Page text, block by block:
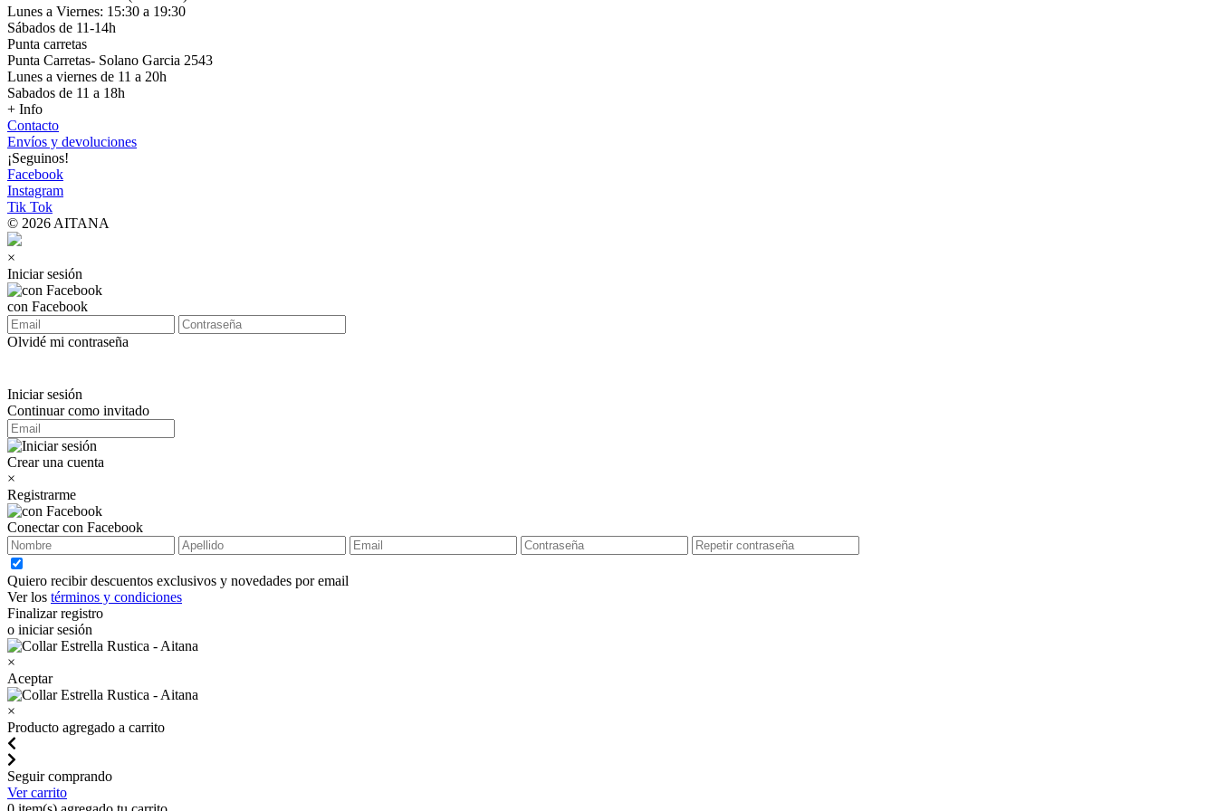
Lunes a Viernes: 15:30 a 19:30
Sábados de 11-14h
Punta carretas
Punta Carretas- Solano Garcia 2543
Lunes a viernes de 11 a 20h
Sabados de 11 a 18h
+ Info
Contacto
Envíos y devoluciones
¡Seguinos!
Facebook
Instagram
Tik Tok
© 2026 AITANA
×
Iniciar sesión
con Facebook
Olvidé mi contraseña
Iniciar sesión
Continuar como invitado
Crear una cuenta
×
Registrarme
Conectar con Facebook
Quiero recibir descuentos exclusivos y novedades por email
Ver los términos y condiciones
Finalizar registro
o iniciar sesión
×
Aceptar
×
Producto agregado a carrito
Seguir comprando
Ver carrito